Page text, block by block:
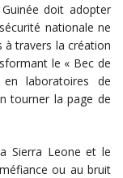
doit adopter
nationale ne
à travers la création
le « Bec de
laboratoires de
tourner la page de
Sierra Leone et le
ou au bruit